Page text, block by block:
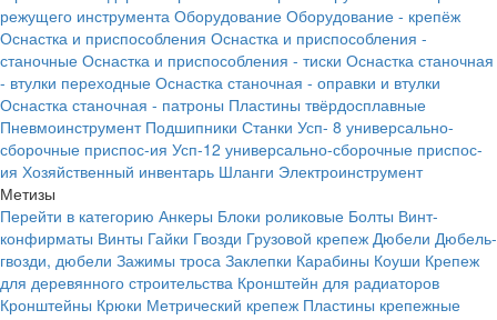
режущего инструмента Оборудование Оборудование - крепёж
Оснастка и приспособления Оснастка и приспособления -
станочные Оснастка и приспособления - тиски Оснастка станочная
- втулки переходные Оснастка станочная - оправки и втулки
Оснастка станочная - патроны Пластины твёрдосплавные
Пневмоинструмент Подшипники Станки Усп- 8 универсально-
сборочные приспос-ия Усп-12 универсально-сборочные приспос-
ия Хозяйственный инвентарь Шланги Электроинструмент
Метизы
Перейти в категорию Анкеры Блоки роликовые Болты Винт-
конфирматы Винты Гайки Гвозди Грузовой крепеж Дюбели Дюбель-
гвозди, дюбели Зажимы троса Заклепки Карабины Коуши Крепеж
для деревянного строительства Кронштейн для радиаторов
Кронштейны Крюки Метрический крепеж Пластины крепежные